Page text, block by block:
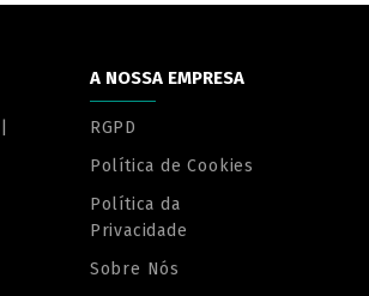
A NOSSA EMPRESA
RGPD
Política de Cookies
Política da
Privacidade
Sobre Nós